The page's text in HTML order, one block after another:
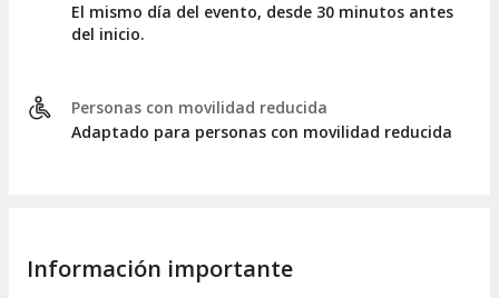
El mismo día del evento, desde 30 minutos antes
del inicio.
Personas con movilidad reducida
Adaptado para personas con movilidad reducida
Información importante